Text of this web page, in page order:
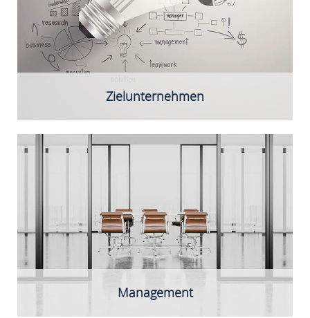
Zielunternehmen
Management
Die Qualität des Team ist für uns entscheidend:
Neben einer gemeinsamen Vision,
Branchen-Know-how, Unternehmergeist und ein
hohes Maß an Lernbereitschaft!